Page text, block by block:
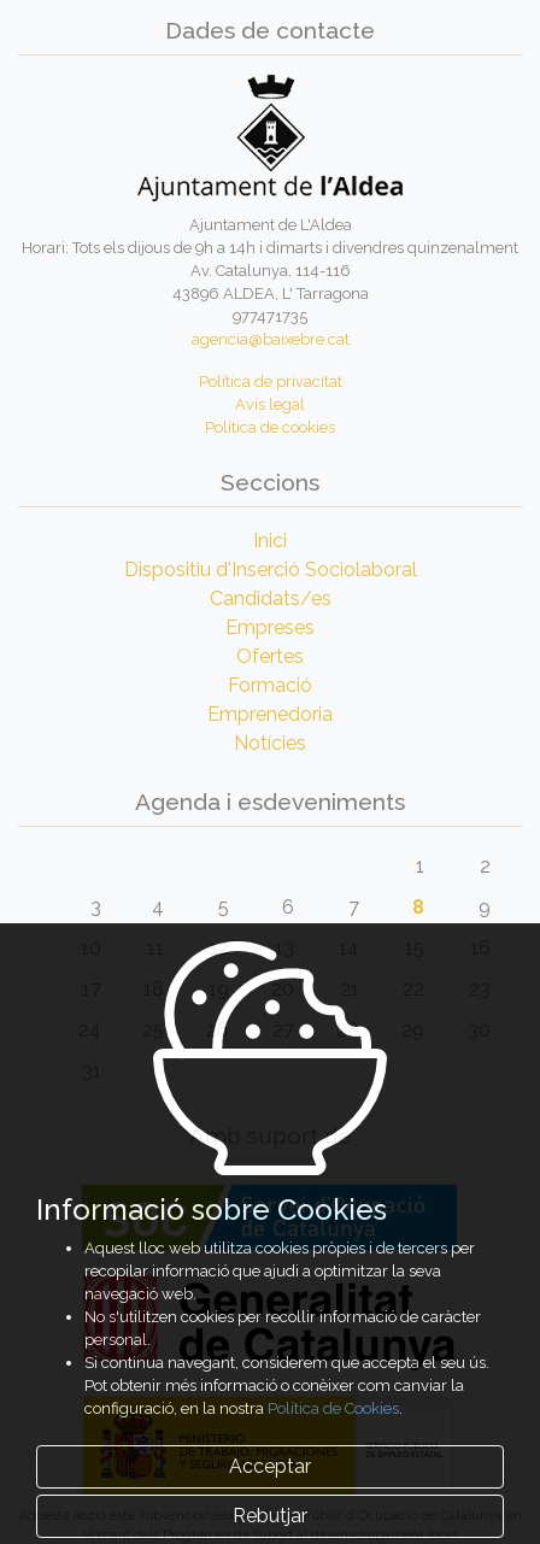
Dades de contacte
Ajuntament de L'Aldea
Horari: Tots els dijous de 9h a 14h i dimarts i divendres quinzenalment
Av. Catalunya, 114-116
43896 ALDEA, L' Tarragona
977471735
agencia@baixebre.cat
Política de privacitat
Avís legal
Política de cookies
Seccions
Inici
Dispositiu d'Inserció Sociolaboral
Candidats/es
Empreses
Ofertes
Formació
Emprenedoria
Notícies
Agenda i esdeveniments
1
2
3
4 5 6 7 8
9
12 13
20
26 28
Amb suport de
Aquesta acció està subvencionada pel Servei Públic d’Ocupació de Catalunya en
el marc dels Programes de suport al desenvolupament local
Informació sobre Cookies
Aquest lloc web utilitza cookies pròpies i de tercers per
recopilar informació que ajudi a optimitzar la seva
navegació web.
No s'utilitzen cookies per recollir informació de caràcter
personal.
Si continua navegant, considerem que accepta el seu ús.
Pot obtenir més informació o conèixer com canviar la
configuració, en la nostra Política de Cookies.
Acceptar
Rebutjar